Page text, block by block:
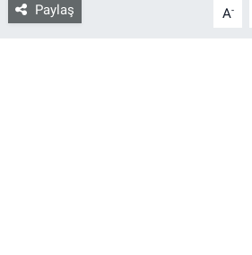
Paylaş A-
Yaşam